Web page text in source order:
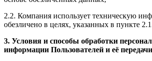
2.2. Компания использует техническую
обезличено в целях, указанных в пункте
3. Условия и способы обработки
информации Пользователей и её